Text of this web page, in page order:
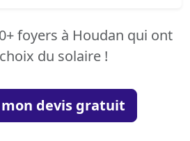
foyers à Houdan qui ont
du solaire !
devis gratuit